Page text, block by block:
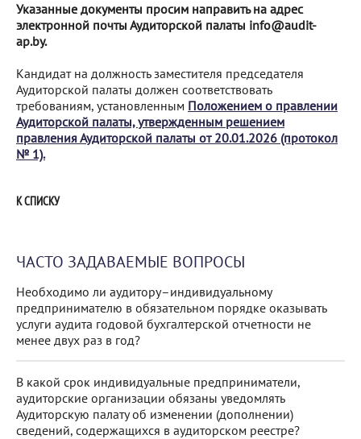
Указанные документы просим направить на адрес
электронной почты Аудиторской палаты info@audit-
ap.by.
Кандидат на должность заместителя председателя
Аудиторской палаты должен соответствовать
требованиям, установленным Положением о правлении
Аудиторской палаты, утвержденным решением
правления Аудиторской палаты от 20.01.2026 (протокол
№ 1).
К СПИСКУ
ЧАСТО ЗАДАВАЕМЫЕ ВОПРОСЫ
Необходимо ли аудитору–индивидуальному
предпринимателю в обязательном порядке оказывать
услуги аудита годовой бухгалтерской отчетности не
менее двух раз в год?
В какой срок индивидуальные предприниматели,
аудиторские организации обязаны уведомлять
Аудиторскую палату об изменении (дополнении)
сведений, содержащихся в аудиторском реестре?